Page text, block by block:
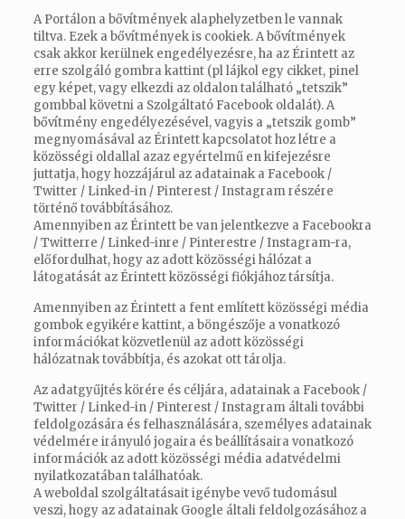
A Portálon a bővítmények alaphelyzetben le vannak
tiltva. Ezek a bővítmények is cookiek. A bővítmények
csak akkor kerülnek engedélyezésre, ha az Érintett az
erre szolgáló gombra kattint (pl lájkol egy cikket, pinel
egy képet, vagy elkezdi az oldalon található „tetszik”
gombbal követni a Szolgáltató Facebook oldalát). A
bővítmény engedélyezésével, vagyis a „tetszik gomb”
megnyomásával az Érintett kapcsolatot hoz létre a
közösségi oldallal azaz egyértelmű en kifejezésre
juttatja, hogy hozzájárul az adatainak a Facebook /
Twitter / Linked-in / Pinterest / Instagram részére
történő továbbításához.
Amennyiben az Érintett be van jelentkezve a Facebookra
/ Twitterre / Linked-inre / Pinterestre / Instagram-ra,
előfordulhat, hogy az adott közösségi hálózat a
látogatását az Érintett közösségi fiókjához társítja.
Amennyiben az Érintett a fent említett közösségi média
gombok egyikére kattint, a böngészője a vonatkozó
információkat közvetlenül az adott közösségi
hálózatnak továbbítja, és azokat ott tárolja.
Az adatgyűjtés körére és céljára, adatainak a Facebook /
Twitter / Linked-in / Pinterest / Instagram általi további
feldolgozására és felhasználására, személyes adatainak
védelmére irányuló jogaira és beállításaira vonatkozó
információk az adott közösségi média adatvédelmi
nyilatkozatában találhatóak.
A weboldal szolgáltatásait igénybe vevő tudomásul
veszi, hogy az adatainak Google általi feldolgozásához a